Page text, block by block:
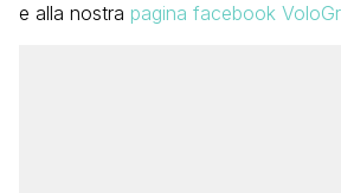
e alla nostra pagina facebook